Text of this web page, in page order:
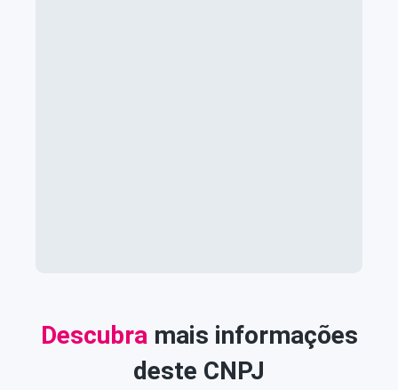
Descubra mais informações
deste CNPJ